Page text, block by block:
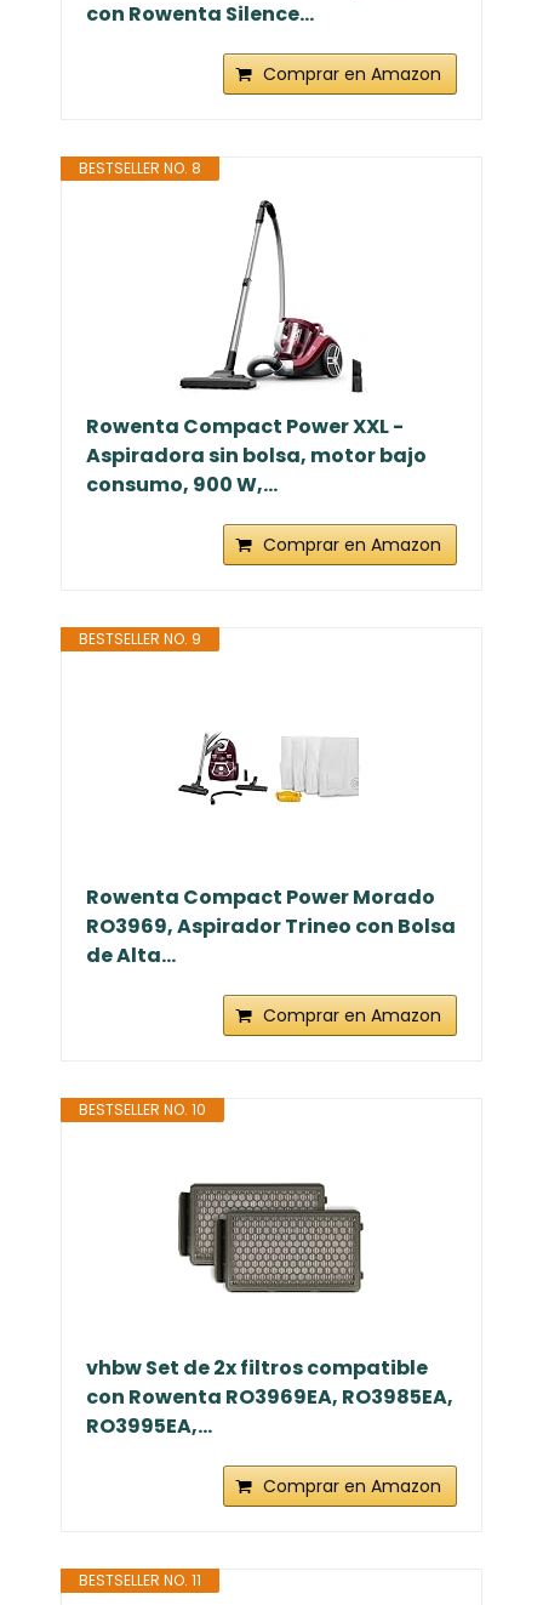
con Rowenta Silence...
Comprar en Amazon
BESTSELLER NO. 8
Rowenta Compact Power XXL -
Aspiradora sin bolsa, motor bajo
consumo, 900 W,...
Comprar en Amazon
BESTSELLER NO. 9
Rowenta Compact Power Morado
RO3969, Aspirador Trineo con Bolsa
de Alta...
Comprar en Amazon
BESTSELLER NO. 10
vhbw Set de 2x filtros compatible
con Rowenta RO3969EA, RO3985EA,
RO3995EA,...
Comprar en Amazon
BESTSELLER NO. 11